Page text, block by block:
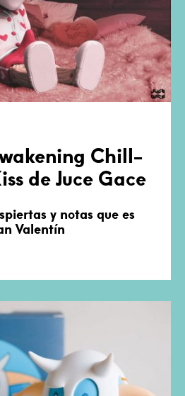
Chill-
de Juce Gace
y notas que es
Valentín